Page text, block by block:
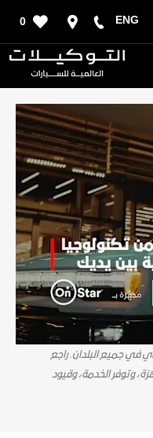
ENG
0
في جميع البلدان. راجع
وتوفر الخدمة، وقيود